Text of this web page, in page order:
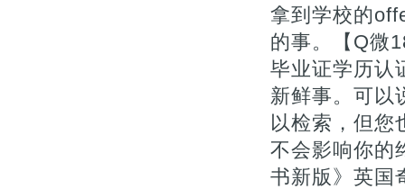
拿到学校的
的事。【Q微
毕业证学历认
新鲜事。可以
以检索，但您
不会影响你的
书新版》英国